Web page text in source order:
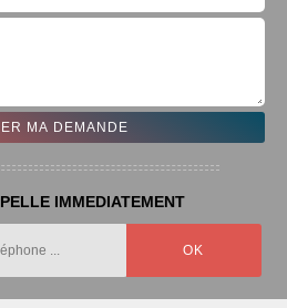
IMMEDIATEMENT